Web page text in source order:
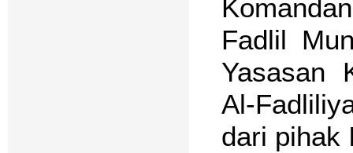
Fadlil
Yasasan
Al-
dari pihak